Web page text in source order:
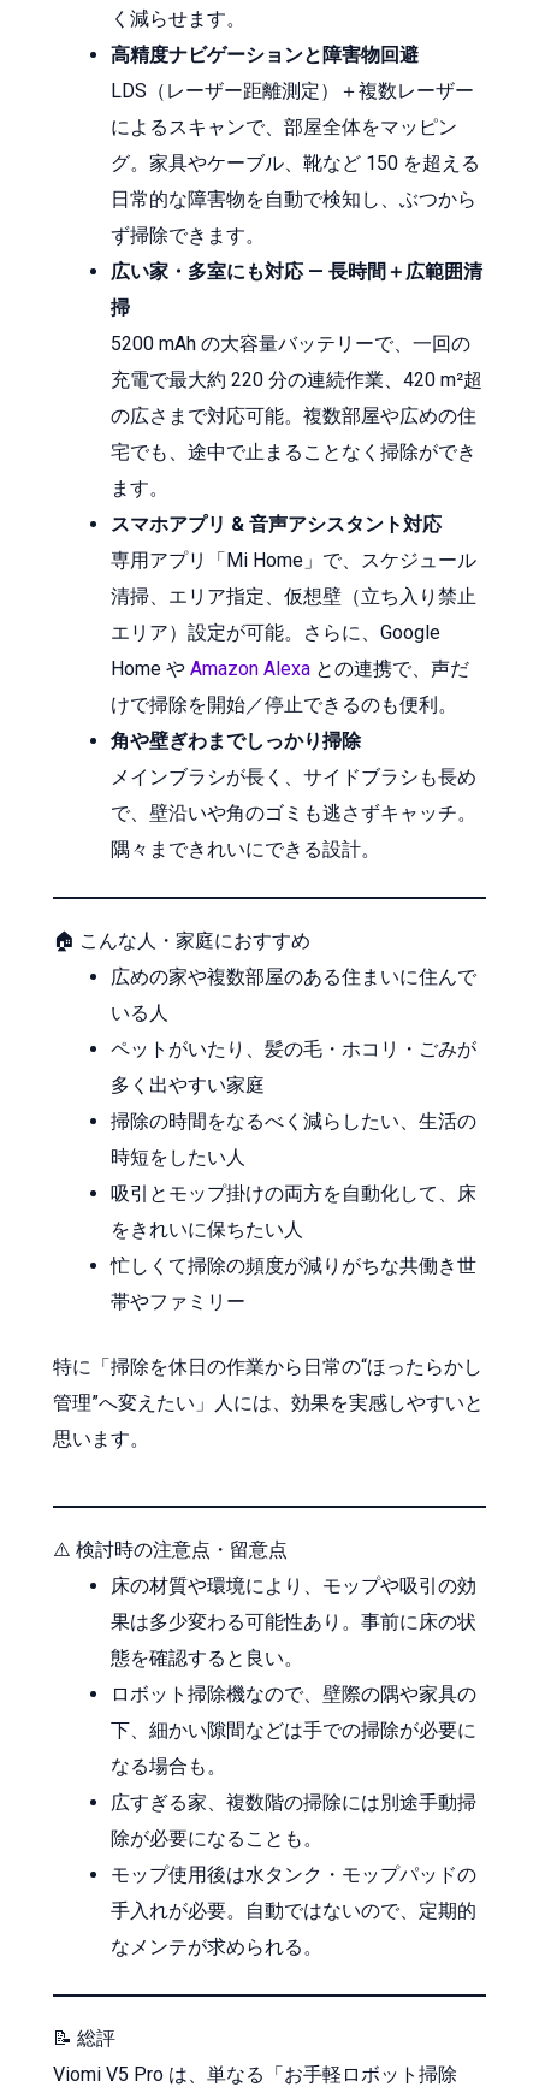
く減らせます。
高精度ナビゲーションと障害物回避
LDS（レーザー距離測定）＋複数レーザー
によるスキャンで、部屋全体をマッピン
グ。家具やケーブル、靴など 150 を超える
日常的な障害物を自動で検知し、ぶつから
ず掃除できます。
広い家・多室にも対応 — 長時間＋広範囲清
掃
5200 mAh の大容量バッテリーで、一回の
充電で最大約 220 分の連続作業、420 m²超
の広さまで対応可能。複数部屋や広めの住
宅でも、途中で止まることなく掃除ができ
ます。
スマホアプリ & 音声アシスタント対応
専用アプリ「Mi Home」で、スケジュール
清掃、エリア指定、仮想壁（立ち入り禁止
エリア）設定が可能。さらに、Google
Home や Amazon Alexa との連携で、声だ
けで掃除を開始／停止できるのも便利。
角や壁ぎわまでしっかり掃除
メインブラシが長く、サイドブラシも長め
で、壁沿いや角のゴミも逃さずキャッチ。
隅々まできれいにできる設計。
🏠 こんな人・家庭におすすめ
広めの家や複数部屋のある住まいに住んで
いる人
ペットがいたり、髪の毛・ホコリ・ごみが
多く出やすい家庭
掃除の時間をなるべく減らしたい、生活の
時短をしたい人
吸引とモップ掛けの両方を自動化して、床
をきれいに保ちたい人
忙しくて掃除の頻度が減りがちな共働き世
帯やファミリー
特に「掃除を休日の作業から日常の“ほったらかし
管理”へ変えたい」人には、効果を実感しやすいと
思います。
⚠️ 検討時の注意点・留意点
床の材質や環境により、モップや吸引の効
果は多少変わる可能性あり。事前に床の状
態を確認すると良い。
ロボット掃除機なので、壁際の隅や家具の
下、細かい隙間などは手での掃除が必要に
なる場合も。
広すぎる家、複数階の掃除には別途手動掃
除が必要になることも。
モップ使用後は水タンク・モップパッドの
手入れが必要。自動ではないので、定期的
なメンテが求められる。
📝 総評
Viomi V5 Pro は、単なる「お手軽ロボット掃除